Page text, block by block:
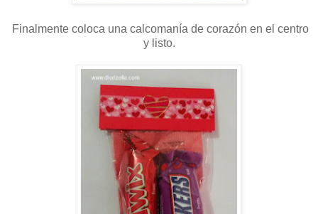
Finalmente coloca una calcomanía de corazón en el centro
y listo.